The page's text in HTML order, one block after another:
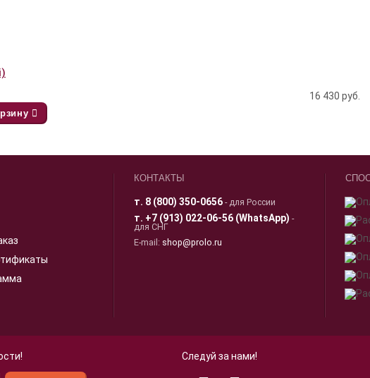
16 430 руб.
КОНТАКТЫ
т. 8 (800) 350-0656 - для России
т. +7 (913) 022-06-56 (WhatsApp) -
для СНГ
E-mail: shop@prolo.ru
Следуй за нами!